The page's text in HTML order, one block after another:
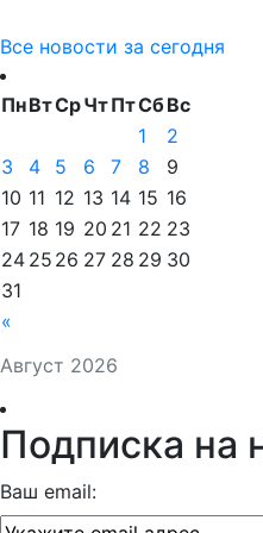
Все новости за сегодня
Август 2026
ПнВтСрЧтПтСбВс
«
1
2
3
4 5 6 7 8
9
10 11 12 13 14 15 16
17 18 19 20 21 22 23
24 25 26 27 28 29 30
31
Подписка на
Ваш email: